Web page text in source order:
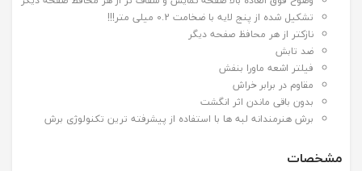
تشکیل شده از پنج لایه با ضخامت 0.2 میلی متر!!!
نازکتر از هر محافظ صفحه دیگر
ضد تابش
فیلتر اشعه ماورا بنفش
مقاوم در برابر خراش
بدون باقی ماندن اثر انگشت
برش هنرمندانه لبه ها با استفاده از پیشرفته ترین تکنولوژی برش
مشخصات